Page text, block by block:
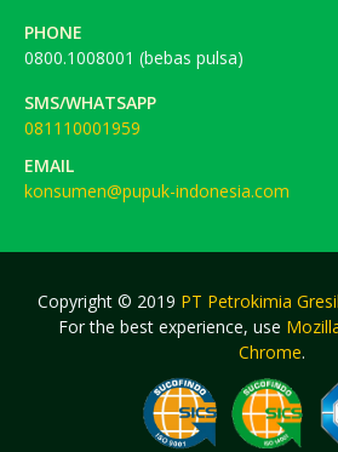
PHONE
0800.1008001 (bebas pulsa)
SMS/WHATSAPP
081110001959
EMAIL
konsumen@pupuk-indonesia.com
Copyright © 2019 PT Petrokimia
For the best experience, use
Chrome.